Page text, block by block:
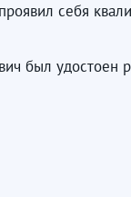
себя
был удостоен